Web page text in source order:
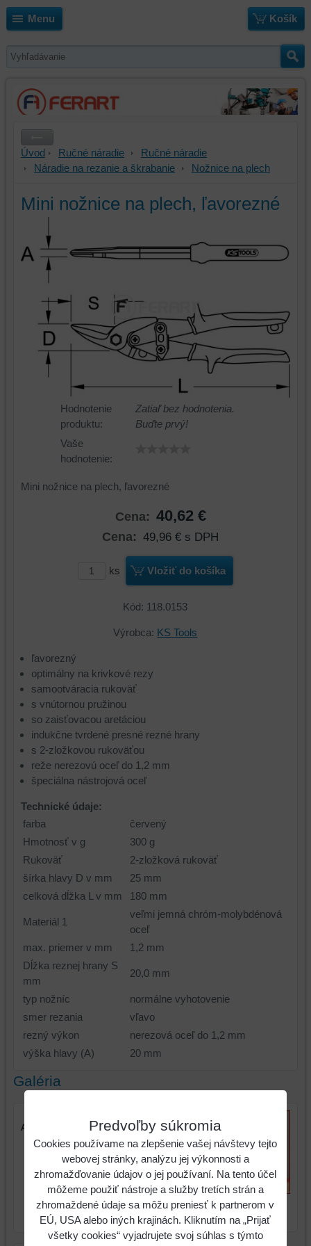
Menu Košík
Úvod Ručné náradie
Ručné náradie
Náradie na rezanie a škrabanie
Nožnice na plech
Mini nožnice na plech, ľavorezné
Hodnotenie
produktu:
Zatiaľ bez hodnotenia.
Buďte prvý!
Vaše
hodnotenie:
Mini nožnice na plech, ľavorezné
Cena: 40,62 €
Cena: 49,96 € s DPH
ks Vložiť do košíka
Kód: 118.0153
Výrobca: KS Tools
ľavorezný
optimálny na krivkové rezy
samootváracia rukoväť
s vnútornou pružinou
so zaisťovacou aretáciou
indukčne tvrdené presné rezné hrany
s 2-zložkovou rukoväťou
reže nerezovú oceľ do 1,2 mm
špeciálna nástrojová oceľ
Technické údaje:
farba
červený
Hmotnosť v g
300 g
Rukoväť
2-zložková rukoväť
šírka hlavy D v mm
25 mm
celková dĺžka L v mm
180 mm
Materiál 1
veľmi jemná chróm-molybdénová
oceľ
max. priemer v mm
1,2 mm
Dĺžka reznej hrany S
mm
20,0 mm
typ nožníc
normálne vyhotovenie
smer rezania
vľavo
rezný výkon
nerezová oceľ do 1,2 mm
výška hlavy (A)
20 mm
Galéria
Mini nožnice na plech,
ľavorezné
Mini nožnice na plech,
ľavorezné
Predvoľby súkromia
Cookies používame na zlepšenie vašej návštevy tejto
webovej stránky, analýzu jej výkonnosti a
zhromažďovanie údajov o jej používaní. Na tento účel
môžeme použiť nástroje a služby tretích strán a
zhromaždené údaje sa môžu preniesť k partnerom v
EÚ, USA alebo iných krajinách. Kliknutím na „Prijať
všetky cookies“ vyjadrujete svoj súhlas s týmto